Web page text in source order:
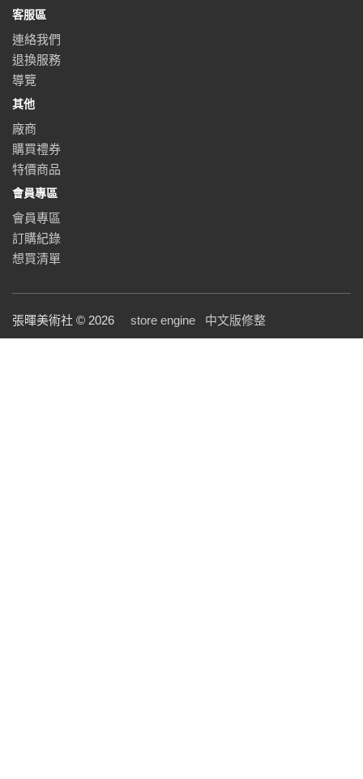
客服區
連絡我們
退換服務
導覽
其他
廠商
購買禮券
特價商品
會員專區
會員專區
訂購紀錄
想買清單
張暉美術社 © 2026 store engine 中文版修整